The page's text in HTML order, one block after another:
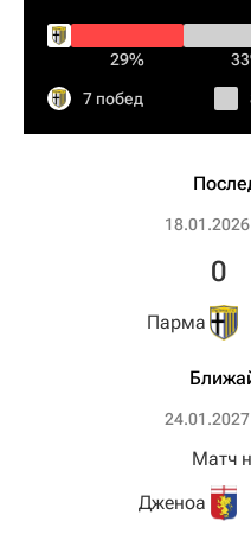
29%
7 побед
Парма
0
Дженоа
Матч